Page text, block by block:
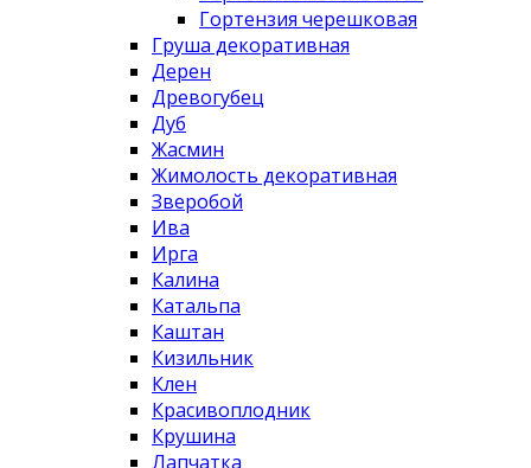
Гортензия черешковая
Груша декоративная
Дерен
Древогубец
Дуб
Жасмин
Жимолость декоративная
Зверобой
Ива
Ирга
Калина
Катальпа
Каштан
Кизильник
Клен
Красивоплодник
Крушина
Лапчатка